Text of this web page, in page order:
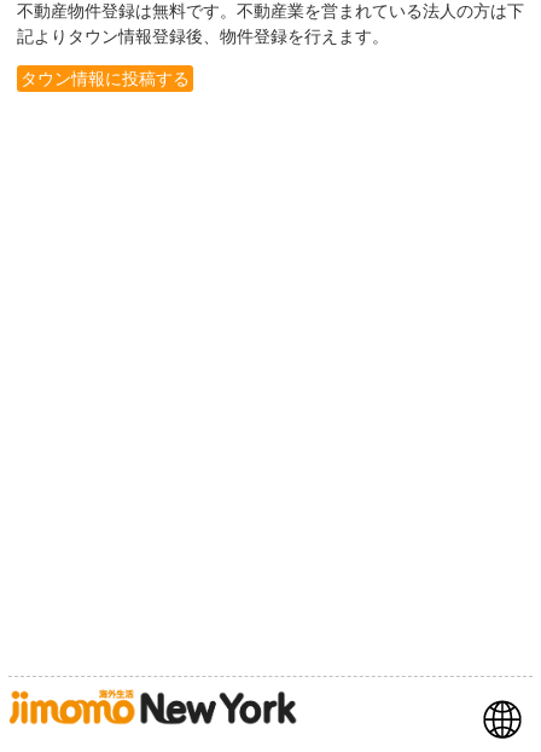
不動産物件登録は無料です。不動産業を営まれている法人の方は下
記よりタウン情報登録後、物件登録を行えます。
タウン情報に投稿する